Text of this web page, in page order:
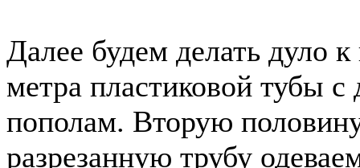
Далее будем делать дуло
метра пластиковой тубы
пополам. Вторую
разрезанную трубу